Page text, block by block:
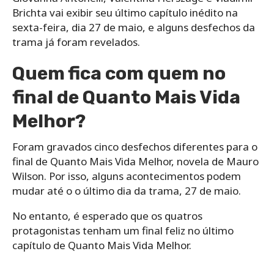
Brichta vai exibir seu último capítulo inédito na
sexta-feira, dia 27 de maio, e alguns desfechos da
trama já foram revelados.
Quem fica com quem no
final de Quanto Mais Vida
Melhor?
Foram gravados cinco desfechos diferentes para o
final de Quanto Mais Vida Melhor, novela de Mauro
Wilson. Por isso, alguns acontecimentos podem
mudar até o o último dia da trama, 27 de maio.
No entanto, é esperado que os quatros
protagonistas tenham um final feliz no último
capítulo de Quanto Mais Vida Melhor.